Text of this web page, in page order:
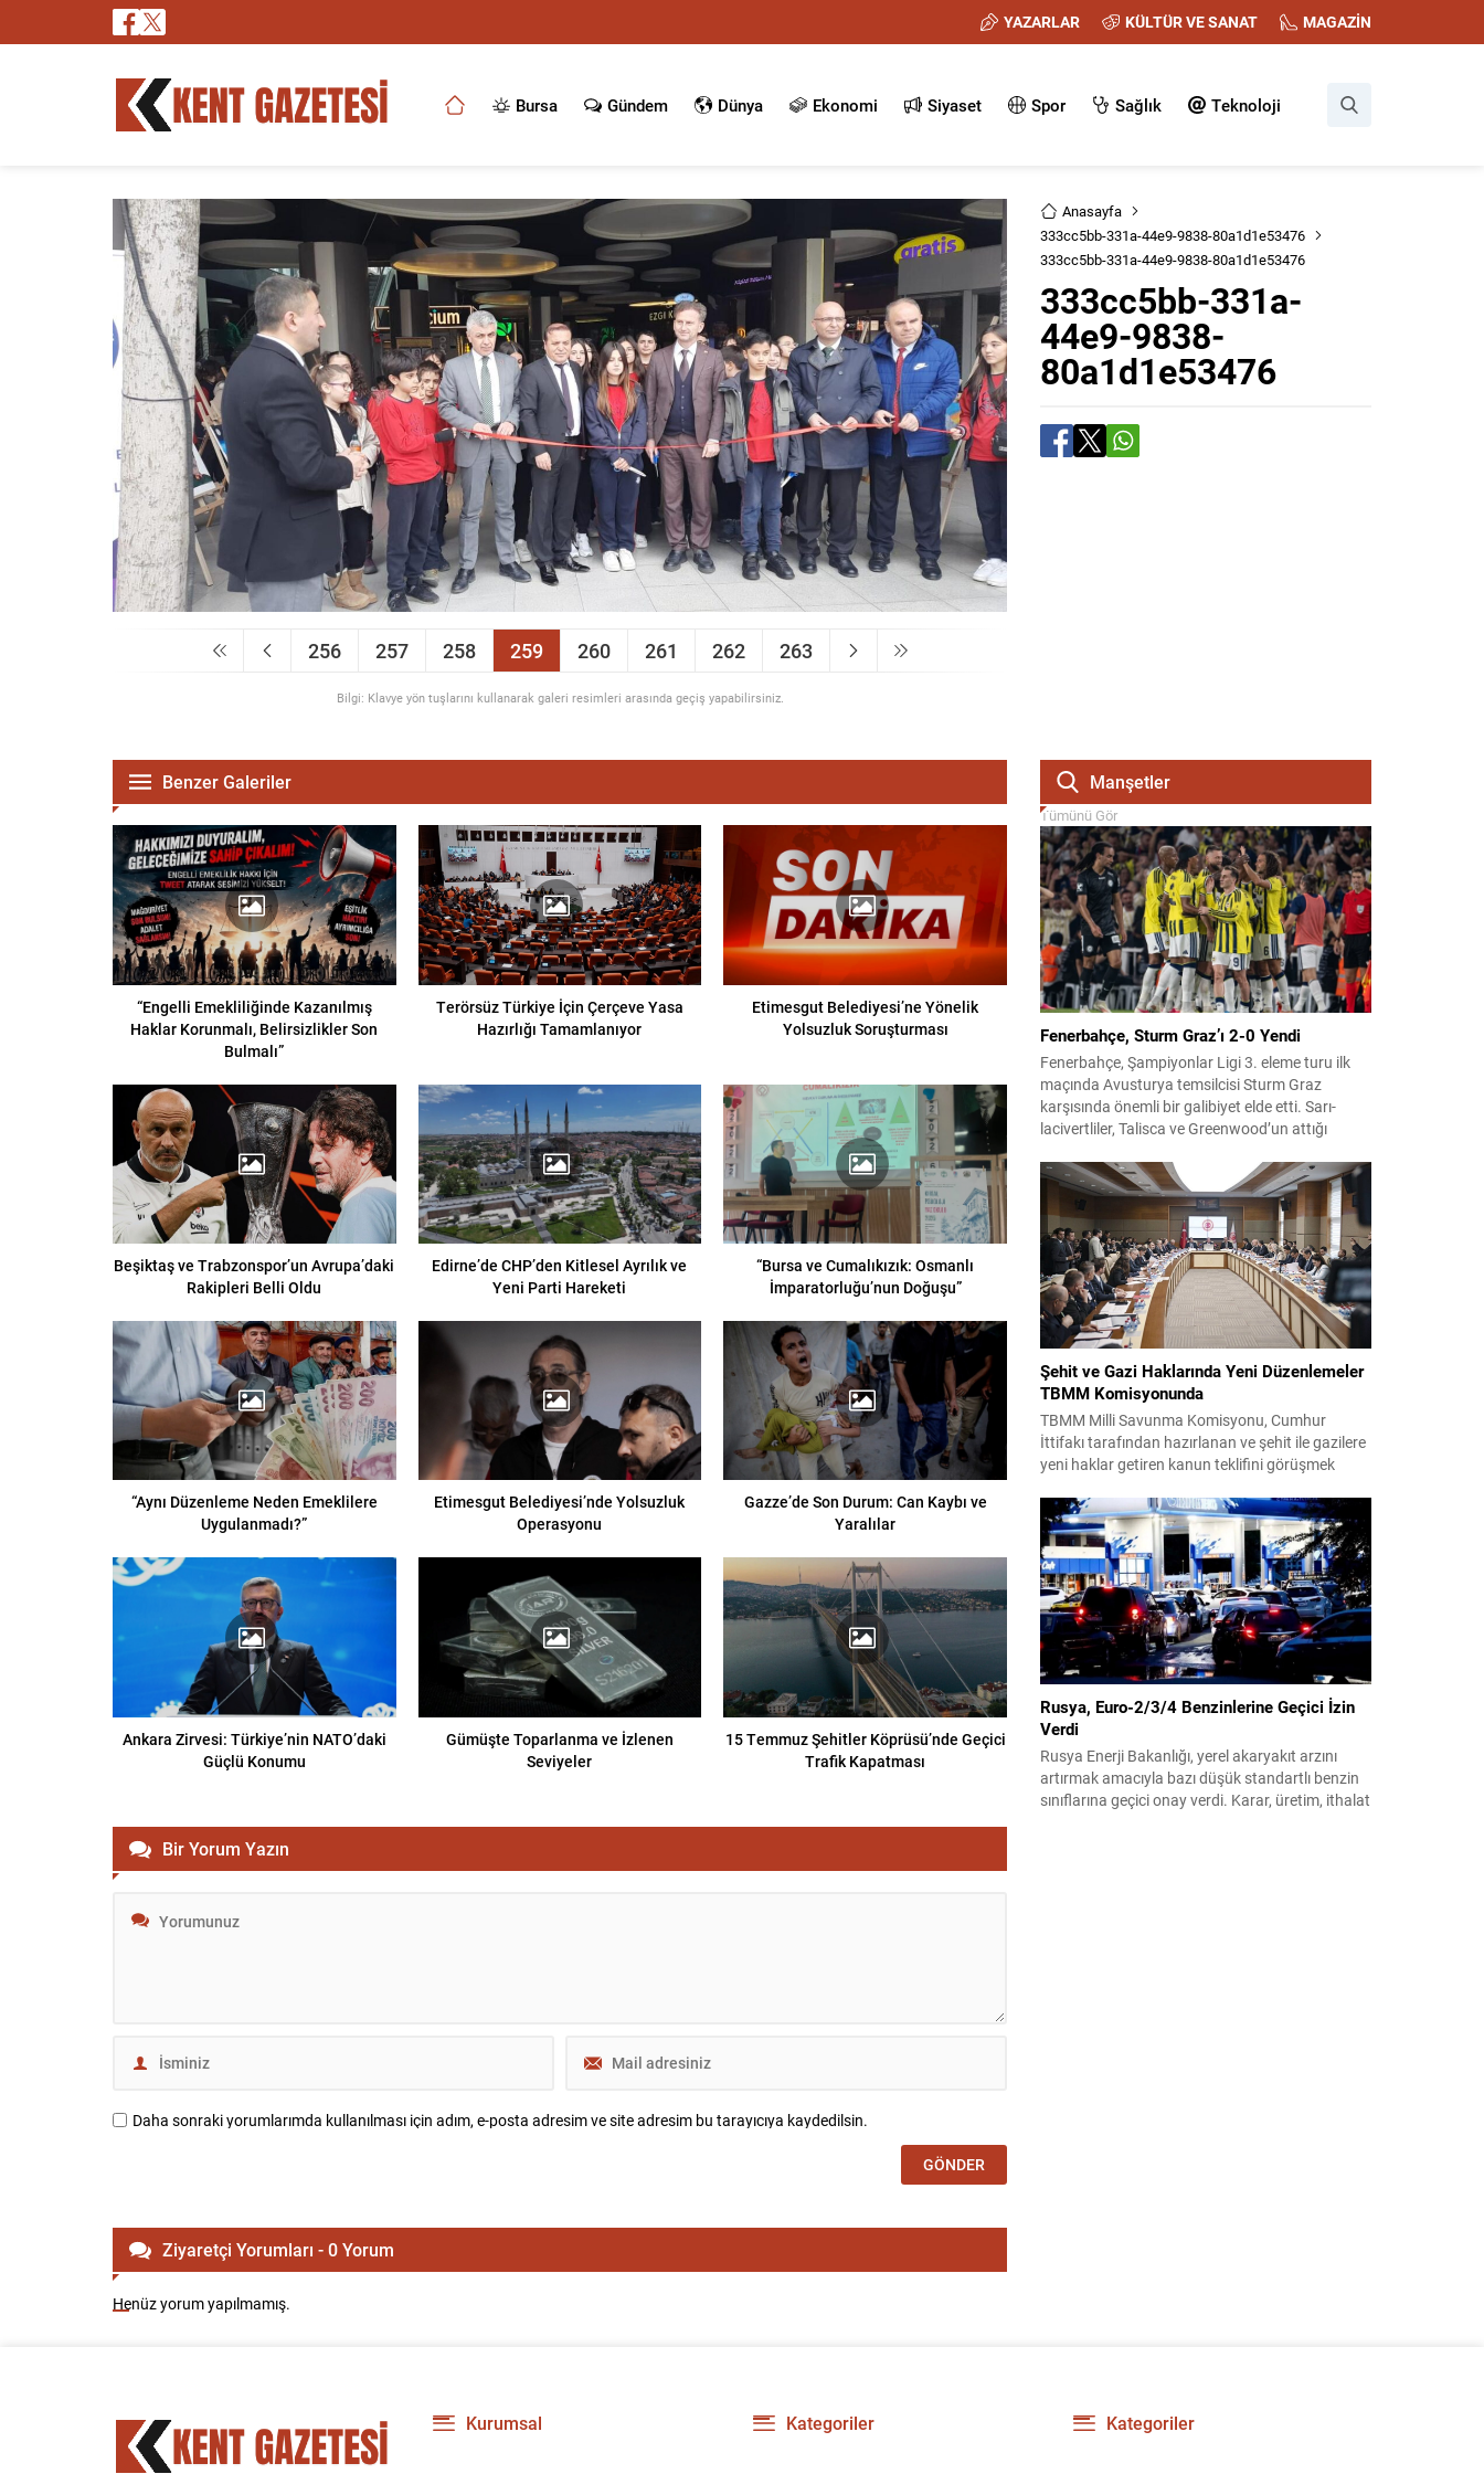
YAZARLAR KÜLTÜR VE SANAT MAGAZİN
Bursa Gündem Dünya Ekonomi Siyaset Spor Sağlık Teknoloji
256 257 258 259 260 261 262 263
Bilgi: Klavye yön tuşlarını kullanarak galeri resimleri arasında geçiş yapabilirsiniz.
Anasayfa
333cc5bb-331a-44e9-9838-80a1d1e53476
333cc5bb-331a-44e9-9838-80a1d1e53476
333cc5bb-331a-
44e9-9838-
80a1d1e53476
Benzer Galeriler
“Engelli Emekliliğinde Kazanılmış
Haklar Korunmalı, Belirsizlikler Son
Bulmalı”
Terörsüz Türkiye İçin Çerçeve Yasa
Hazırlığı Tamamlanıyor
Etimesgut Belediyesi’ne Yönelik
Yolsuzluk Soruşturması
Beşiktaş ve Trabzonspor’un Avrupa’daki
Rakipleri Belli Oldu
Edirne’de CHP’den Kitlesel Ayrılık ve
Yeni Parti Hareketi
“Bursa ve Cumalıkızık: Osmanlı
İmparatorluğu’nun Doğuşu”
“Aynı Düzenleme Neden Emeklilere
Uygulanmadı?”
Etimesgut Belediyesi’nde Yolsuzluk
Operasyonu
Gazze’de Son Durum: Can Kaybı ve
Yaralılar
Ankara Zirvesi: Türkiye’nin NATO’daki
Güçlü Konumu
Gümüşte Toparlanma ve İzlenen
Seviyeler
15 Temmuz Şehitler Köprüsü’nde Geçici
Trafik Kapatması
Bir Yorum Yazın
Daha sonraki yorumlarımda kullanılması için adım, e-posta adresim ve site adresim bu tarayıcıya kaydedilsin.
Ziyaretçi Yorumları - 0 Yorum
Henüz yorum yapılmamış.
Manşetler
Tümünü Gör
Fenerbahçe, Sturm Graz’ı 2-0 Yendi
Fenerbahçe, Şampiyonlar Ligi 3. eleme turu ilk
maçında Avusturya temsilcisi Sturm Graz
karşısında önemli bir galibiyet elde etti. Sarı-
lacivertliler, Talisca ve Greenwood’un attığı
öncesi avantaj sağladı. Karşılaşma sonrası
takım yönetimi mücadeleyi değerlendirdi ve
gelecek planlarına dair bilgi verdi. Futboldan
sorumlu yönetici Cihan Kamer,...
Şehit ve Gazi Haklarında Yeni Düzenlemeler
TBMM Komisyonunda
TBMM Milli Savunma Komisyonu, Cumhur
İttifakı tarafından hazırlanan ve şehit ile gazilere
yeni haklar getiren kanun teklifini görüşmek
komisyonda kabul edildi ve bir dizi düzenleme
benimsendi. Teklif kapsamında, vazife
malullerinden hayatını kaybedenlerin anne ve
babalarına bağlanacak aylık tutarının, net asgari
ücretin altında olmayacağı hükme bağlanıyor....
Rusya, Euro-2/3/4 Benzinlerine Geçici İzin
Verdi
Rusya Enerji Bakanlığı, yerel akaryakıt arzını
artırmak amacıyla bazı düşük standartlı benzin
sınıflarına geçici onay verdi. Karar, üretim, ithalat
Kurumsal Kategoriler Kategoriler